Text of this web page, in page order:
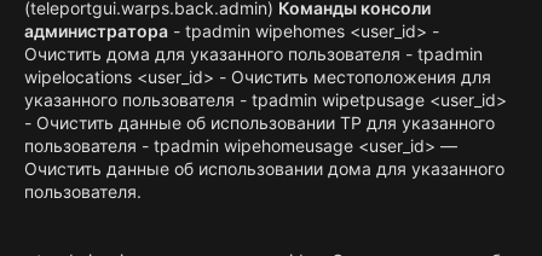
(teleportgui.warps.back.admin) Команды консоли
администратора - tpadmin wipehomes <user_id> -
Очистить дома для указанного пользователя - tpadmin
wipelocations <user_id> - Очистить местоположения для
указанного пользователя - tpadmin wipetpusage <user_id>
- Очистить данные об использовании TP для указанного
пользователя - tpadmin wipehomeusage <user_id> —
Очистить данные об использовании дома для указанного
пользователя.